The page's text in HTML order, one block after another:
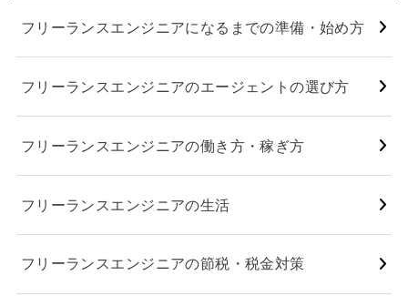
フリーランスエンジニアになるまでの準備・始め方
フリーランスエンジニアのエージェントの選び方
フリーランスエンジニアの働き方・稼ぎ方
フリーランスエンジニアの生活
フリーランスエンジニアの節税・税金対策